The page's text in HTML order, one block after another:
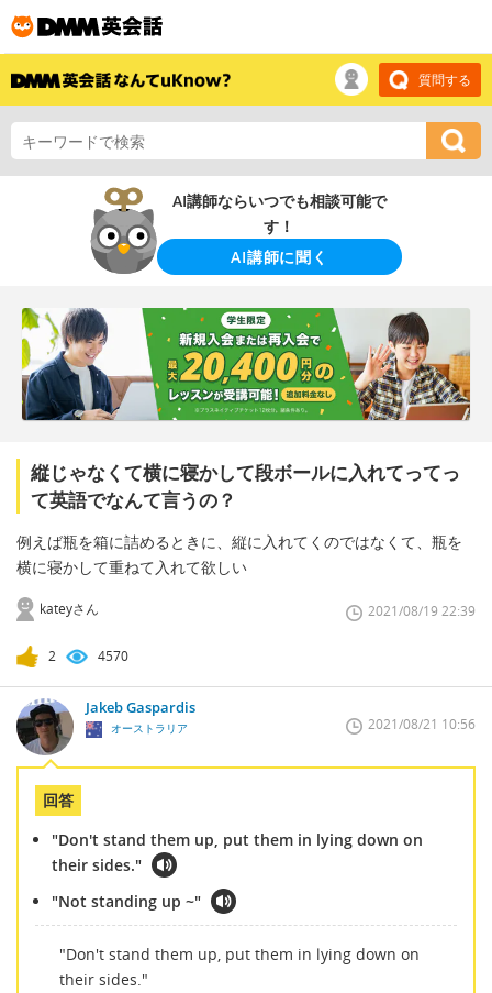
質問する
AI講師ならいつでも相談可能で
す！
AI講師に聞く
縦じゃなくて横に寝かして段ボールに入れてってっ
て英語でなんて言うの？
例えば瓶を箱に詰めるときに、縦に入れてくのではなくて、瓶を
横に寝かして重ねて入れて欲しい
kateyさん 2021/08/19 22:39
2 4570
Jakeb Gaspardis
オーストラリア 2021/08/21 10:56
回答
"Don't stand them up, put them in lying down on
their sides."
"Not standing up ~"
"Don't stand them up, put them in lying down on
their sides."